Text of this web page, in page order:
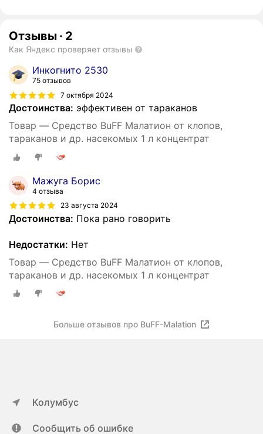
Отзывы · 2
Как Яндекс проверяет отзывы
Инкогнито 2530
75 отзывов
7 октября 2024
Достоинства: эффективен от тараканов
Товар — Средство BuFF Малатион от клопов,
тараканов и др. насекомых 1 л концентрат
Мажуга Борис
4 отзыва
23 августа 2024
Достоинства: Пока рано говорить
Недостатки: Нет
Товар — Средство BuFF Малатион от клопов,
тараканов и др. насекомых 1 л концентрат
Больше отзывов про BuFF-Malation
Колумбус
Сообщить об ошибке